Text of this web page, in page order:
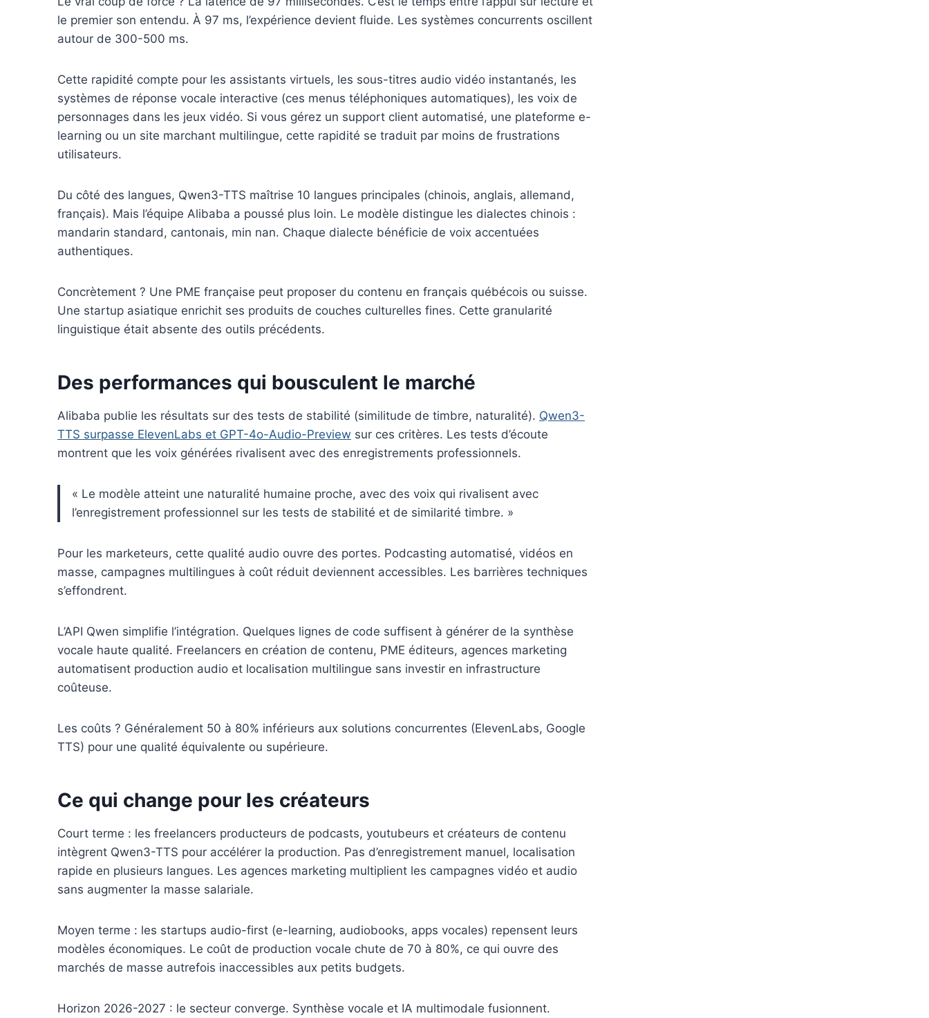
le premier son entendu. À 97 ms, l’expérience devient fluide. Les systèmes concurrents oscillent
autour de 300-500 ms.
Cette rapidité compte pour les assistants virtuels, les sous-titres audio vidéo instantanés, les
systèmes de réponse vocale interactive (ces menus téléphoniques automatiques), les voix de
personnages dans les jeux vidéo. Si vous gérez un support client automatisé, une plateforme e-
learning ou un site marchant multilingue, cette rapidité se traduit par moins de frustrations
utilisateurs.
Du côté des langues, Qwen3-TTS maîtrise 10 langues principales (chinois, anglais, allemand,
français). Mais l’équipe Alibaba a poussé plus loin. Le modèle distingue les dialectes chinois :
mandarin standard, cantonais, min nan. Chaque dialecte bénéficie de voix accentuées
authentiques.
Concrètement ? Une PME française peut proposer du contenu en français québécois ou suisse.
Une startup asiatique enrichit ses produits de couches culturelles fines. Cette granularité
linguistique était absente des outils précédents.
Des performances qui bousculent le marché
Alibaba publie les résultats sur des tests de stabilité (similitude de timbre, naturalité). Qwen3-
TTS surpasse ElevenLabs et GPT-4o-Audio-Preview sur ces critères. Les tests d’écoute
montrent que les voix générées rivalisent avec des enregistrements professionnels.
« Le modèle atteint une naturalité humaine proche, avec des voix qui rivalisent avec
l’enregistrement professionnel sur les tests de stabilité et de similarité timbre. »
Pour les marketeurs, cette qualité audio ouvre des portes. Podcasting automatisé, vidéos en
masse, campagnes multilingues à coût réduit deviennent accessibles. Les barrières techniques
s’effondrent.
L’API Qwen simplifie l’intégration. Quelques lignes de code suffisent à générer de la synthèse
vocale haute qualité. Freelancers en création de contenu, PME éditeurs, agences marketing
automatisent production audio et localisation multilingue sans investir en infrastructure
coûteuse.
Les coûts ? Généralement 50 à 80% inférieurs aux solutions concurrentes (ElevenLabs, Google
TTS) pour une qualité équivalente ou supérieure.
Ce qui change pour les créateurs
Court terme : les freelancers producteurs de podcasts, youtubeurs et créateurs de contenu
intègrent Qwen3-TTS pour accélérer la production. Pas d’enregistrement manuel, localisation
rapide en plusieurs langues. Les agences marketing multiplient les campagnes vidéo et audio
sans augmenter la masse salariale.
Moyen terme : les startups audio-first (e-learning, audiobooks, apps vocales) repensent leurs
modèles économiques. Le coût de production vocale chute de 70 à 80%, ce qui ouvre des
marchés de masse autrefois inaccessibles aux petits budgets.
Horizon 2026-2027 : le secteur converge. Synthèse vocale et IA multimodale fusionnent.